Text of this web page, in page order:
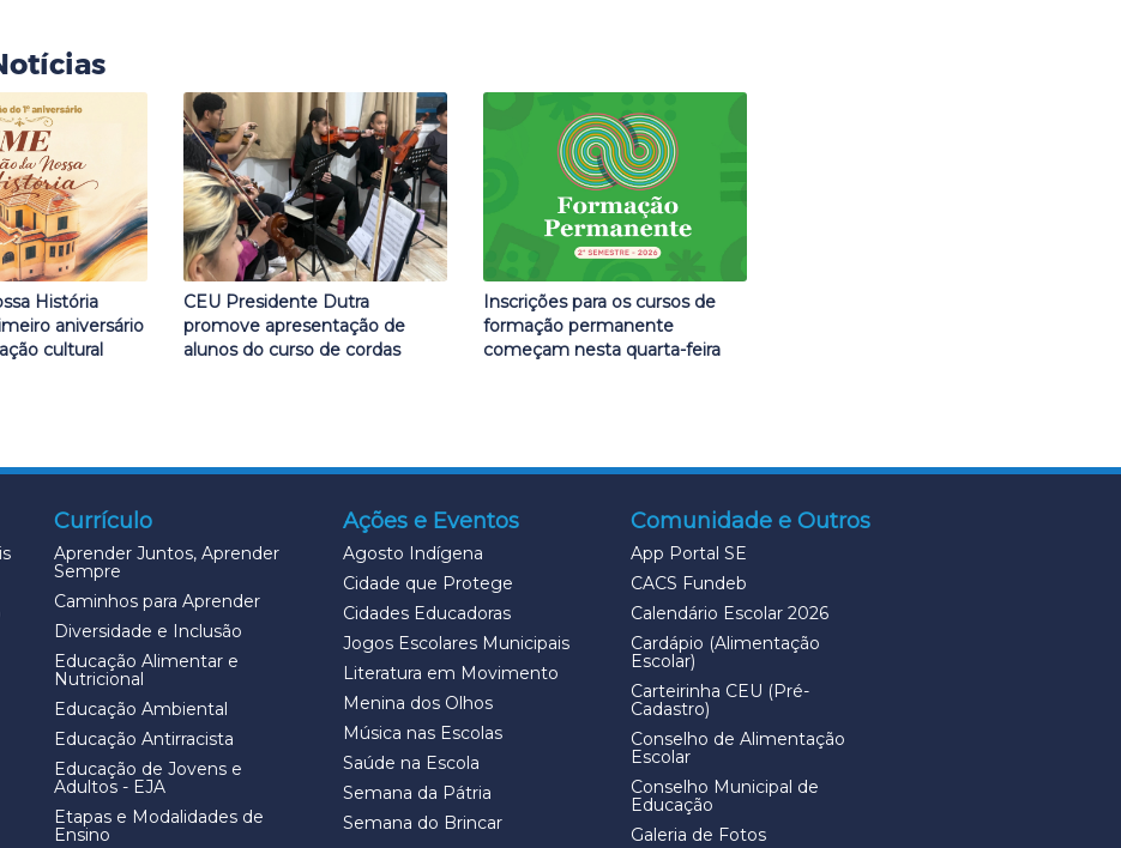
História
aniversário
cultural
CEU Presidente Dutra
promove apresentação de
alunos do curso de cordas
Inscrições para os cursos de
formação permanente
começam nesta quarta-feira
Currículo
Aprender Juntos, Aprender
Sempre
Caminhos para Aprender
Diversidade e Inclusão
Educação Alimentar e
Nutricional
Educação Ambiental
Educação Antirracista
Educação de Jovens e
Adultos - EJA
Etapas e Modalidades de
Ensino
Ações e Eventos
Agosto Indígena
Cidade que Protege
Cidades Educadoras
Jogos Escolares Municipais
Literatura em Movimento
Menina dos Olhos
Música nas Escolas
Saúde na Escola
Semana da Pátria
Semana do Brincar
Comunidade e Outros
App Portal SE
CACS Fundeb
Calendário Escolar 2026
Cardápio (Alimentação
Escolar)
Carteirinha CEU (Pré-
Cadastro)
Conselho de Alimentação
Escolar
Conselho Municipal de
Educação
Galeria de Fotos